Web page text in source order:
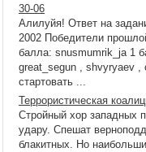
30-06
Алилуйя! Ответ на
2002 Победители
балла: snusmumrik_ja 1
great_segun , shvyryaev ,
стартовать ...
Террористическая
Стройный хор западных
удару. Спешат
блакитных. Но